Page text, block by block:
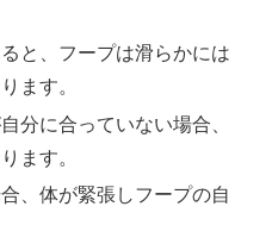
と、フープは滑らかには
ます。
分に合っていない場合、
ます。
、体が緊張しフープの自